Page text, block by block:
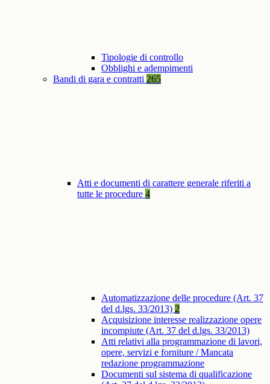
Tipologie di controllo
Obblighi e adempimenti
Bandi di gara e contratti 265
Atti e documenti di carattere generale riferiti a
tutte le procedure 4
Automatizzazione delle procedure (Art. 37
del d.lgs. 33/2013) 2
Acquisizione interesse realizzazione opere
incompiute (Art. 37 del d.lgs. 33/2013)
Atti relativi alla programmazione di lavori,
opere, servizi e forniture / Mancata
redazione programmazione
Documenti sul sistema di qualificazione